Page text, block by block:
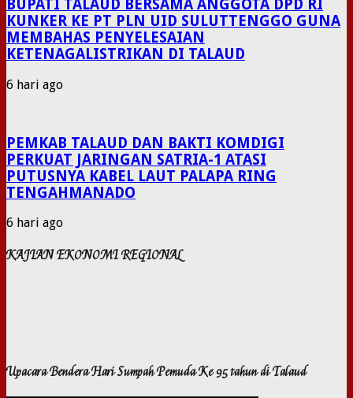
BUPATI TALAUD BERSAMA ANGGOTA DPD RI
KUNKER KE PT PLN UID SULUTTENGGO GUNA
MEMBAHAS PENYELESAIAN
KETENAGALISTRIKAN DI TALAUD
6 hari ago
PEMKAB TALAUD DAN BAKTI KOMDIGI
PERKUAT JARINGAN SATRIA-1 ATASI
PUTUSNYA KABEL LAUT PALAPA RING
TENGAHMANADO
6 hari ago
KAJIAN EKONOMI REGIONAL
Upacara Bendera Hari Sumpah Pemuda Ke 95 tahun di Talaud